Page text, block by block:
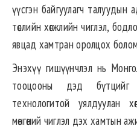
үүсгэн байгуулагч талуудын
төслийн хөгжлийн чиглэл,
явцад хамтран оролцох
Энэхүү гишүүнчлэл нь
тооцооны дэд
технологитой уялдуулан
мөнгөний чиглэл дэх хамтын